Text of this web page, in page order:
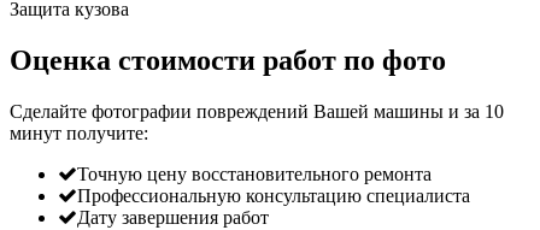
Защита кузова
Оценка стоимости работ по фото
Сделайте фотографии повреждений Вашей машины и за 10
минут получите:
Точную цену восстановительного ремонта
Профессиональную консультацию специалиста
Дату завершения работ